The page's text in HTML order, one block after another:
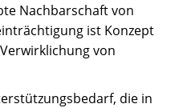
Nachbarschaft von
ist Konzept
von
die in